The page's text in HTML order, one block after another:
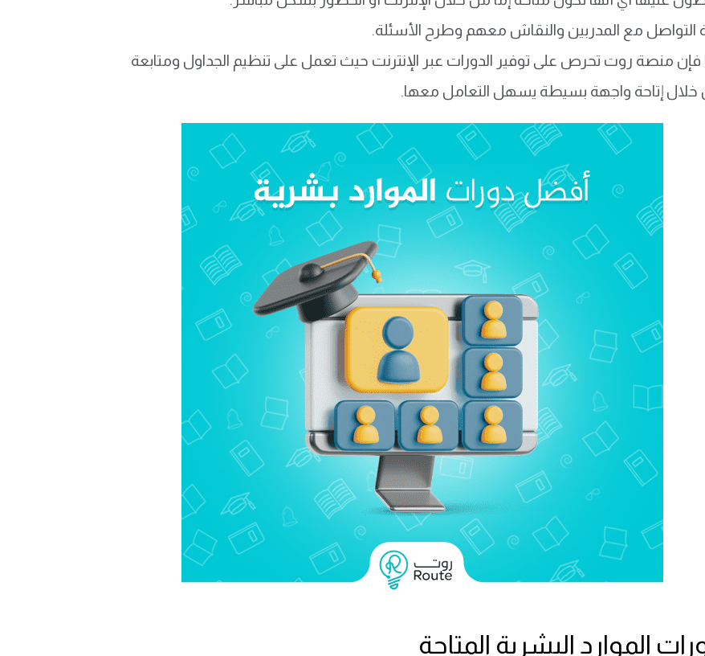
التواصل مع المدربين والنقاش معهم وطرح الأسئلة.
فإن منصة روت تحرص على توفير الدورات عبر الإنترنت حيث تعمل على تنظيم الجداول ومتابعة
خلال إتاحة واجهة بسيطة يسهل التعامل معها.
الموارد البشرية المتاحة